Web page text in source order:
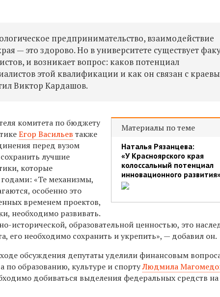
предпринимательство, взаимодействие
— это здорово. Но в университете существует
и возникает вопрос: каков потенциал
этой квалификации и как он связан с
Виктор Кардашов.
Материалы по теме
Наталья Рязанцева:
«У Красноярского края
колоссальный потенциал
инновационного
комитета по бюджету
Егор Васильев также
перед вузом
лучшие
которые
«Те механизмы,
особенно это
временем проектов,
необходимо развивать.
исторической, образовательной ценностью, это
его необходимо сохранить и укрепить», — добавил он.
обсуждения депутаты уделили финансовым
по образованию, культуре и спортуЛюдмила
добиваться выделения федеральных средств на